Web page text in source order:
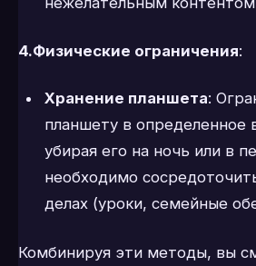
4.Физические ограничения:
Хранение планшета:
планшету в определенное
убирая его на ночь или в
необходимо
делах (уроки, семейные
Комбинируя эти методы, вы